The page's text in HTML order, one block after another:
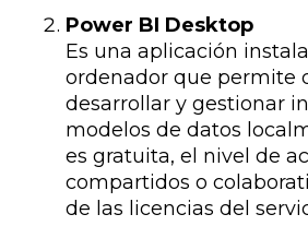
Power BI Desktop
Es una aplicación
ordenador que permite
desarrollar y gestionar
modelos de datos
es gratuita, el nivel de
compartidos o
de las licencias del